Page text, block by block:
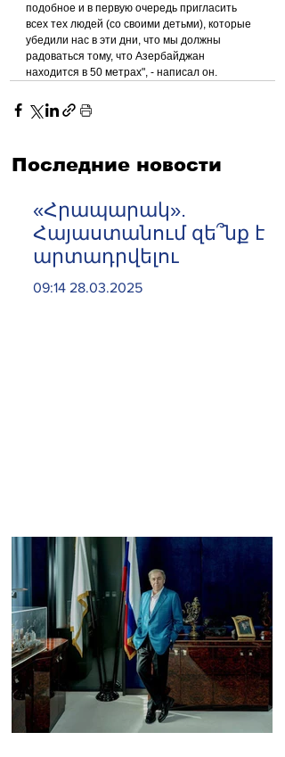
подобное и в первую очередь пригласить
всех тех людей (со своими детьми), которые
убедили нас в эти дни, что мы должны
радоваться тому, что Азербайджан
находится в 50 метрах", - написал он.
Последние новости
«Հրապարակ».
Հայաստանում զե՞նք է
արտադրվելու
09:14 28.03.2025